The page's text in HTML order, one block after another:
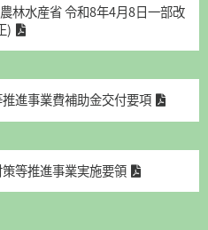
林水産省 令和8年4月8日一部改
)
進事業費補助金交付要項
等推進事業実施要領